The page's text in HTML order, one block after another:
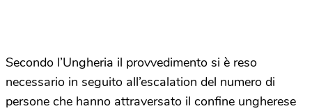
Secondo l’Ungheria il provvedimento si è reso
necessario in seguito all’escalation del numero di
persone che hanno attraversato il confine ungherese